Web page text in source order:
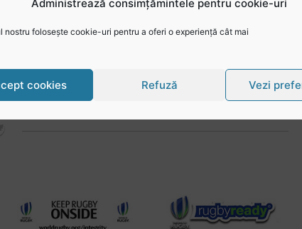
Administrează consimțămintele pentru cookie-uri
nostru folosește cookie-uri pentru a oferi o experiență cât mai
cookies Refuză Vezi
la
România 7s feminin a terminat
pe locul 8 sezonul 2026 Rugby
Citește articolul